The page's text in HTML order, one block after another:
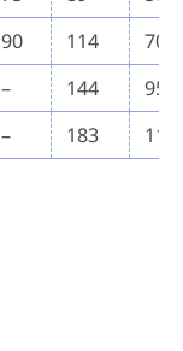
90 114
70
– 144
95
– 183 110